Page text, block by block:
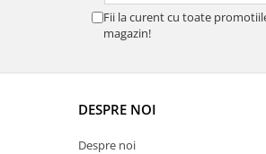
Fii la curent cu toate
magazin!
DESPRE NOI
Despre noi